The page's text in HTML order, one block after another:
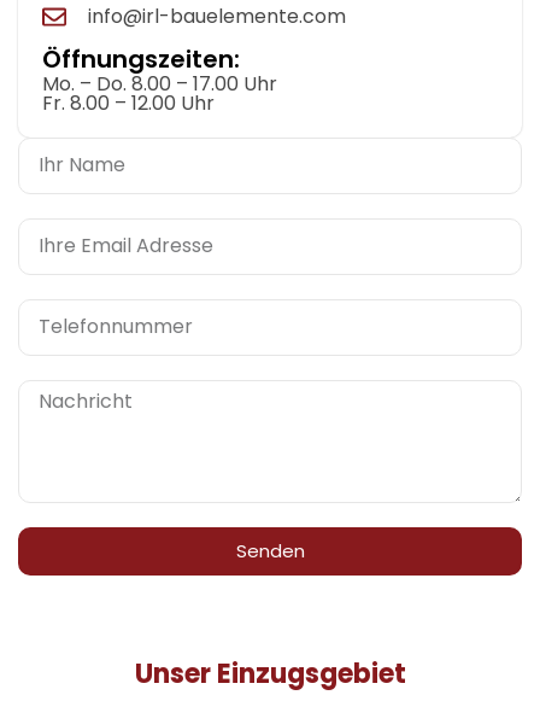
info@irl-bauelemente.com
Öffnungszeiten:
Mo. – Do. 8.00 – 17.00 Uhr
Fr. 8.00 – 12.00 Uhr
Senden
Unser Einzugsgebiet